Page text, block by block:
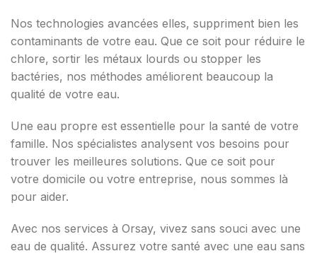
Nos technologies avancées elles, suppriment bien les
contaminants de votre eau. Que ce soit pour réduire le
chlore, sortir les métaux lourds ou stopper les
bactéries, nos méthodes améliorent beaucoup la
qualité de votre eau.
Une eau propre est essentielle pour la santé de votre
famille. Nos spécialistes analysent vos besoins pour
trouver les meilleures solutions. Que ce soit pour
votre domicile ou votre entreprise, nous sommes là
pour aider.
Avec nos services à Orsay, vivez sans souci avec une
eau de qualité. Assurez votre santé avec une eau sans